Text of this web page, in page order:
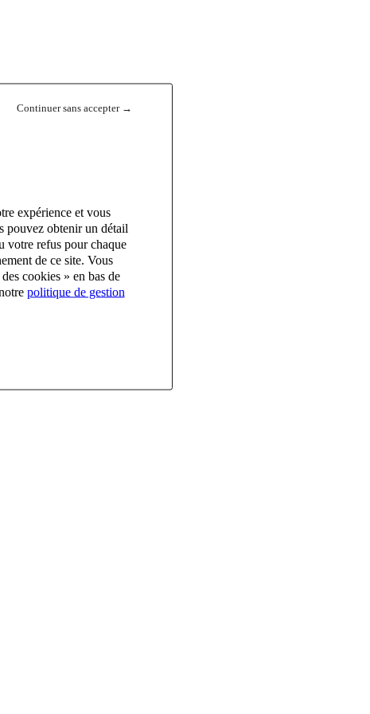
Continuer sans accepter →
expérience et vous
pouvez obtenir un détail
votre refus pour chaque
de ce site. Vous
cookies » en bas de
politique de gestion